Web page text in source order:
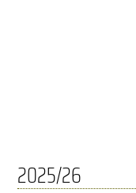
2025/26